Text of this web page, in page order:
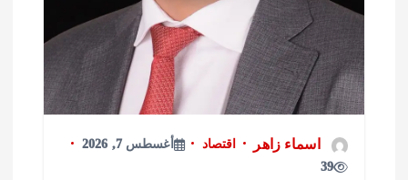
اسماء زاهر اقتصاد
أغسطس 7, 2026